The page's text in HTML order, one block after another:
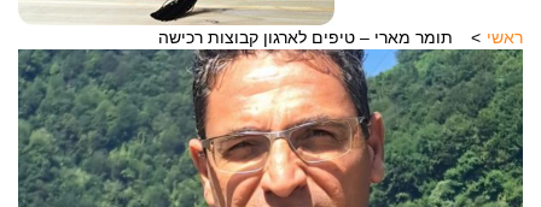
ראשי תומר מארי – טיפים לארגון קבוצות רכישה